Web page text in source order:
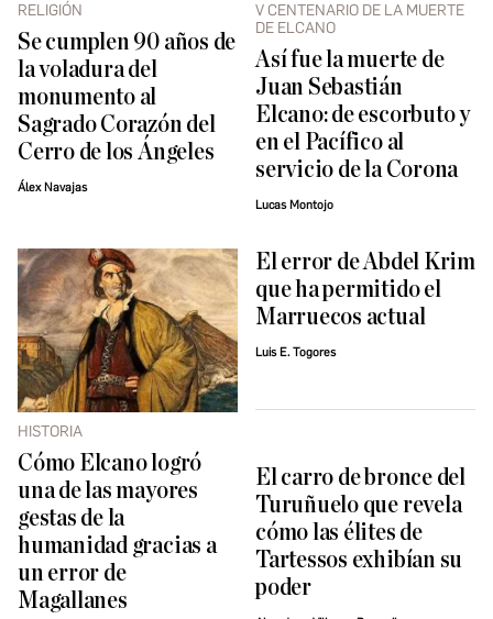
RELIGIÓN
Se cumplen 90 años de
la voladura del
monumento al
Sagrado Corazón del
Cerro de los Ángeles
Álex Navajas
V CENTENARIO DE LA MUERTE
DE ELCANO
Así fue la muerte de
Juan Sebastián
Elcano: de escorbuto y
en el Pacífico al
servicio de la Corona
Lucas Montojo
HISTORIA
Cómo Elcano logró
una de las mayores
gestas de la
humanidad gracias a
un error de
Magallanes
El error de Abdel Krim
que ha permitido el
Marruecos actual
Luis E. Togores
El carro de bronce del
Turuñuelo que revela
cómo las élites de
Tartessos exhibían su
poder